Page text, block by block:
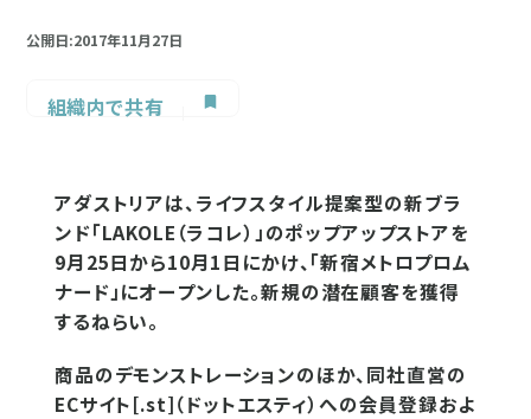
公開日:2017年11月27日
組織内で共有
アダストリアは、ライフスタイル提案型の新ブラ
ンド「LAKOLE（ラコレ）」のポップアップストアを
9月25日から10月1日にかけ、「新宿メトロプロム
ナード」にオープンした。新規の潜在顧客を獲得
するねらい。
商品のデモンストレーションのほか、同社直営の
ECサイト[.st]（ドットエスティ）への会員登録およ